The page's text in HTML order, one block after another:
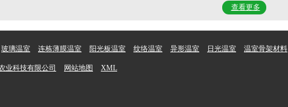
查看更多
玻璃温室 连栋薄膜温室 阳光板温室 纹络温室 异形温室 日光温室 温室骨架材料
业科技有限公司 网站地图 XML